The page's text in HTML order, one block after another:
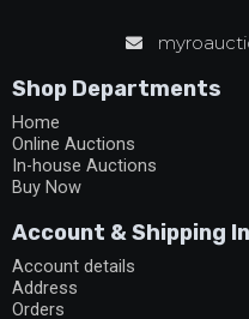
Shop Departments
Home
Online Auctions
In-house Auctions
Buy Now
Account & Shipping
Account details
Address
Orders